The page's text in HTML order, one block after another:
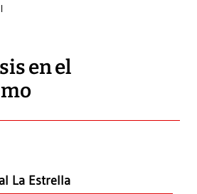
en el
La Estrella